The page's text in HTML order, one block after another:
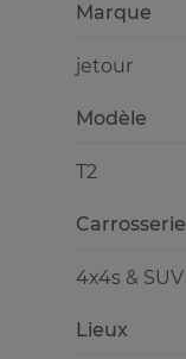
Lieux
Marque
jetour
Modèle
T2
Carrosserie
4x4s & SUV